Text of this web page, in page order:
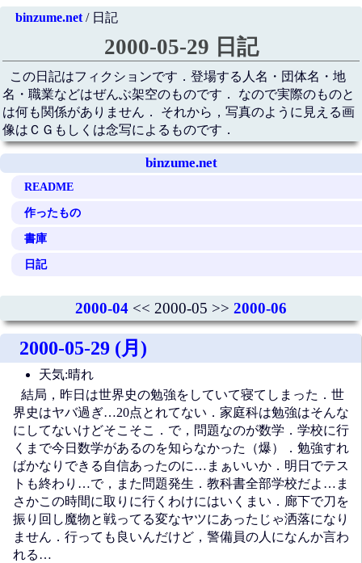
binzume.net/ 日記
2000-05-29 日記
この日記はフィクションです．登場する人名・団体名・地
名・職業などはぜんぶ架空のものです． なので実際のものと
は何も関係がありません． それから，写真のように見える画
像はＣＧもしくは念写によるものです．
binzume.net
README
作ったもの
書庫
日記
2000-04 << 2000-05 >> 2000-06
2000-05-29 (月)
天気:晴れ
結局，昨日は世界史の勉強をしていて寝てしまった．世
界史はヤバ過ぎ…20点とれてない．家庭科は勉強はそんな
にしてないけどそこそこ．で，問題なのが数学．学校に行
くまで今日数学があるのを知らなかった（爆）．勉強すれ
ばかなりできる自信あったのに…まぁいいか．明日でテス
トも終わり…で，また問題発生．教科書全部学校だよ…ま
さかこの時間に取りに行くわけにはいくまい．廊下で刀を
振り回し魔物と戦ってる変なヤツにあったじゃ洒落になり
ません．行っても良いんだけど，警備員の人になんか言わ
れる…